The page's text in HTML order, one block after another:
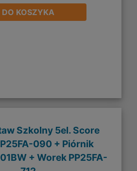
DO KOSZYKA
Szkolny 5el. Score
090 + Piórnik
+ Worek PP25FA-